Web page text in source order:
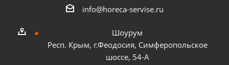
info@horeca-servise.ru
Шоурум
Респ. Крым, г.Феодосия, Симферопольское
шоссе, 54-А